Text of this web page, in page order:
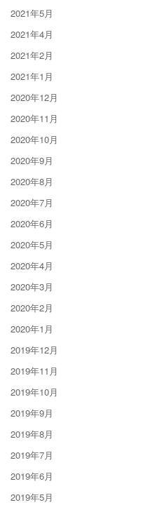
2021年5月
2021年4月
2021年2月
2021年1月
2020年12月
2020年11月
2020年10月
2020年9月
2020年8月
2020年7月
2020年6月
2020年5月
2020年4月
2020年3月
2020年2月
2020年1月
2019年12月
2019年11月
2019年10月
2019年9月
2019年8月
2019年7月
2019年6月
2019年5月